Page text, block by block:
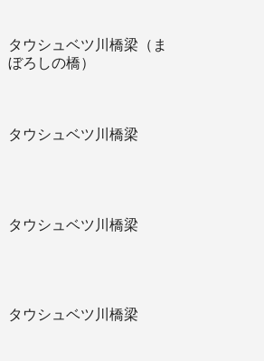
タウシュベツ川橋梁（ま
ぼろしの橋）
タウシュベツ川橋梁
タウシュベツ川橋梁
タウシュベツ川橋梁